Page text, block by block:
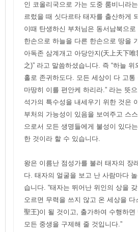
인 코올리국으로 가는 도중 룸비니라
르렀을 때 싯다르타 태자를 출산하게
이때 탄생하신 부처님은 동서남북으
한손으로 하늘을 다른 한손으로 땅을
아독존 삼계개고 아당안지(天上天下
之)” 라고 말씀하셨습니다. 즉 “하늘
홀로 존귀하도다. 모든 세상이 다 고통
마땅히 이를 편안케 하리라.” 라는 뜻
석가의 특수성을 내세우기 위한 것은
부처의 가능성이 있음을 보여주고 스
으로서 모든 생명들에게 불성이 있다
한 것이라 할 수 있습니다.
왕은 이름난 점성가를 불러 태자의 장
다. 태자의 얼굴을 보고 난 사람마다
습니다. “태자는 뛰어난 위인의 상을
오르면 무력을 쓰지 않고 온 세상을 다
聖王)이 될 것이고, 출가하여 수행하면
모든 중생을 구제해 줄 것입니다.”